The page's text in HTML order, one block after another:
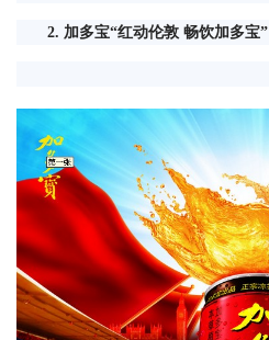
2. 加多宝“红动伦敦 畅饮加多宝”